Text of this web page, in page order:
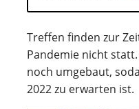
Treffen finden zur
Pandemie nicht
noch umgebaut,
2022 zu erwarten ist.